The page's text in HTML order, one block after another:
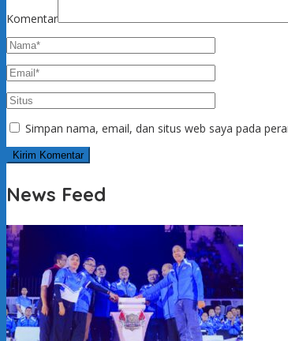
Komentar
Simpan nama, email, dan situs web saya pada
News Feed